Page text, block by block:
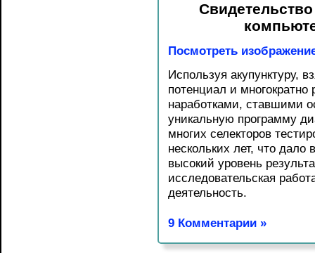
Посмотреть
Используя акупунктуру,
потенциал и
наработками, ставшими
уникальную программу
многих селекторов
нескольких лет, что
высокий уровень
исследовательская
деятельность.
9 Комментарии »